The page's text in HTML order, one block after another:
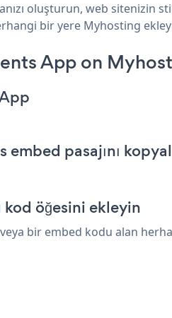
oluşturun, web sitenizin
bir yere Myhosting
App on
pasajını
öğesini ekleyin
bir embed kodu alan